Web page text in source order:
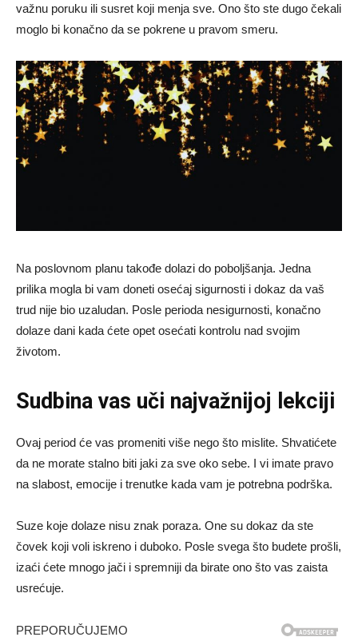
važnu poruku ili susret koji menja sve. Ono što ste dugo čekali
moglo bi konačno da se pokrene u pravom smeru.
Na poslovnom planu takođe dolazi do poboljšanja. Jedna
prilika mogla bi vam doneti osećaj sigurnosti i dokaz da vaš
trud nije bio uzaludan. Posle perioda nesigurnosti, konačno
dolaze dani kada ćete opet osećati kontrolu nad svojim
životom.
Sudbina vas uči najvažnijoj lekciji
Ovaj period će vas promeniti više nego što mislite. Shvatićete
da ne morate stalno biti jaki za sve oko sebe. I vi imate pravo
na slabost, emocije i trenutke kada vam je potrebna podrška.
Suze koje dolaze nisu znak poraza. One su dokaz da ste
čovek koji voli iskreno i duboko. Posle svega što budete prošli,
izaći ćete mnogo jači i spremniji da birate ono što vas zaista
usrećuje.